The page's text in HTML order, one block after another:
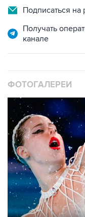
Подписаться на
Получать
канале
ФОТОГАЛЕРЕИ